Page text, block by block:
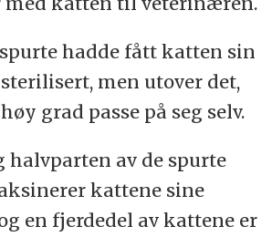
hadde fått katten sin
men utover det,
grad passe på seg selv.
halvparten av de spurte
kattene sine
en fjerdedel av kattene er